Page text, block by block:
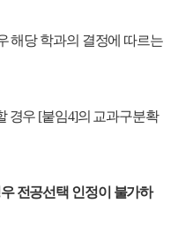
해당 학과의 결정에 따르는
경우 [붙임4]의 교과구분확
전공선택 인정이 불가하